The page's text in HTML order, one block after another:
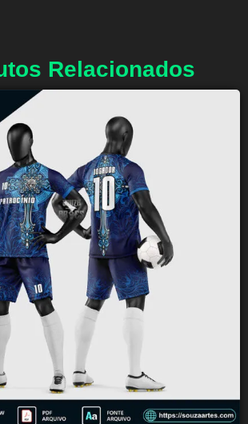
Relacionados